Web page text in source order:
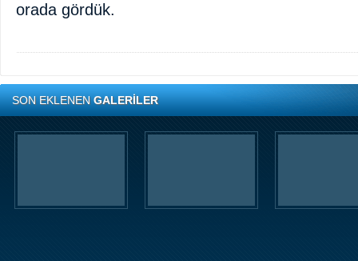
orada gördük.
SON EKLENENGALERİLER